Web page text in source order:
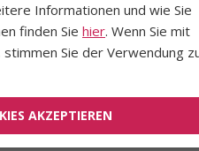
Informationen und wie Sie
finden Sie hier. Wenn Sie mit
Sie der Verwendung
AKZEPTIEREN